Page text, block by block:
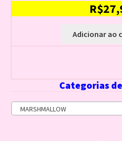
R$
Adicionar ao
Categorias
MARSHMALLOW